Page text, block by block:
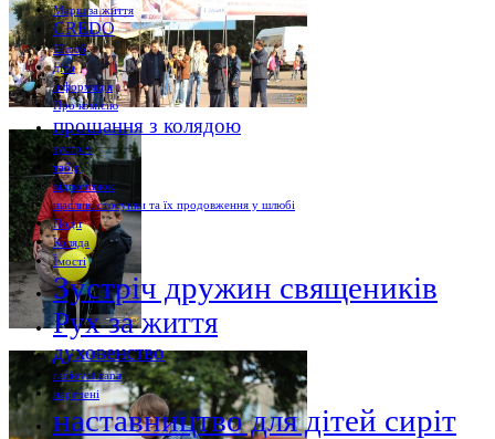
Марш за життя
CREDO
Шлюб
діти
інформація
Про комісію
прощання з колядою
зустріч
табір
відпочинок
щасливі стосунки та їх продовження у шлюбі
Події
Коляда
Їмості
Зустріч дружин священиків
Рух за життя
духовенство
radiovaticana
наречені
наставництво для дітей сиріт